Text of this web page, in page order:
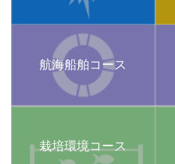
航海船舶コース
栽培環境コース